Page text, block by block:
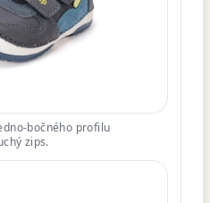
bočného profilu
zips.